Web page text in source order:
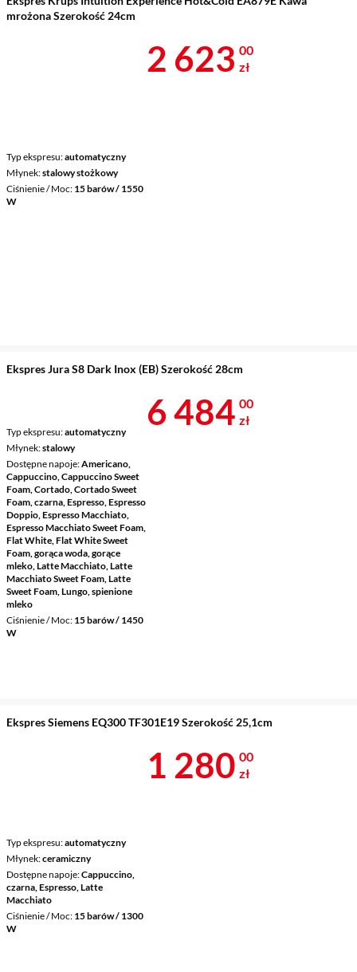
mrożona Szerokość 24cm
Typ ekspresu automatyczny
Młynek stalowy stożkowy
Ciśnienie / Moc 15 barów / 1550
W
Cena 2 623 zł
2 623 00
zł
Ekspres Jura S8 Dark Inox (EB) Szerokość 28cm
Typ ekspresu automatyczny
Młynek stalowy
Dostępne napoje Americano,
Cappuccino, Cappuccino Sweet
Foam, Cortado, Cortado Sweet
Foam, czarna, Espresso, Espresso
Doppio, Espresso Macchiato,
Espresso Macchiato Sweet Foam,
Flat White, Flat White Sweet
Foam, gorąca woda, gorące
mleko, Latte Macchiato, Latte
Macchiato Sweet Foam, Latte
Sweet Foam, Lungo, spienione
mleko
Ciśnienie / Moc 15 barów / 1450
W
Cena 6 484 zł
6 484 00
zł
Ekspres Siemens EQ300 TF301E19 Szerokość 25,1cm
Typ ekspresu automatyczny
Młynek ceramiczny
Dostępne napoje Cappuccino,
czarna, Espresso, Latte
Macchiato
Ciśnienie / Moc 15 barów / 1300
W
Cena 1 280 zł
1 280 00
zł